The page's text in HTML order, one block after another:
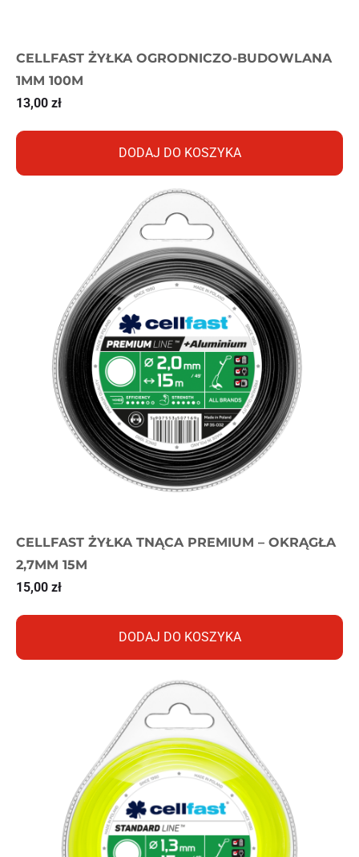
CELLFAST ŻYŁKA OGRODNICZO-BUDOWLANA
1MM 100M
13,00 zł
DODAJ DO KOSZYKA
CELLFAST ŻYŁKA TNĄCA PREMIUM – OKRĄGŁA
2,7MM 15M
15,00 zł
DODAJ DO KOSZYKA